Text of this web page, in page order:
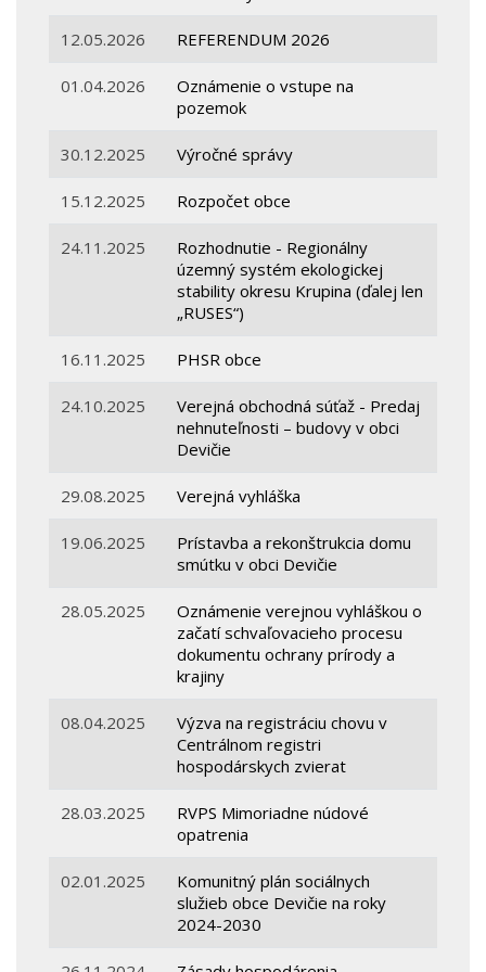
12.05.2026 REFERENDUM 2026
01.04.2026
Oznámenie o vstupe na
pozemok
30.12.2025 Výročné správy
15.12.2025 Rozpočet obce
24.11.2025
Rozhodnutie - Regionálny
územný systém ekologickej
stability okresu Krupina (ďalej len
„RUSES“)
16.11.2025 PHSR obce
24.10.2025
Verejná obchodná súťaž - Predaj
nehnuteľnosti – budovy v obci
Devičie
29.08.2025 Verejná vyhláška
19.06.2025
Prístavba a rekonštrukcia domu
smútku v obci Devičie
28.05.2025
Oznámenie verejnou vyhláškou o
začatí schvaľovacieho procesu
dokumentu ochrany prírody a
krajiny
08.04.2025
Výzva na registráciu chovu v
Centrálnom registri
hospodárskych zvierat
28.03.2025
RVPS Mimoriadne núdové
opatrenia
02.01.2025
Komunitný plán sociálnych
služieb obce Devičie na roky
2024-2030